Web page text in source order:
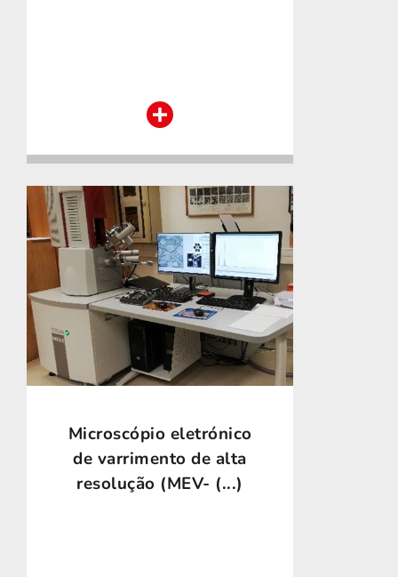
Microscópio eletrónico
de varrimento de alta
resolução (MEV- (...)